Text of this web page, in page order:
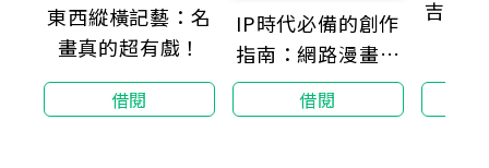
他告訴弟弟西奧：
「如果你能再幫我多找幾幅來，我一定會很認真臨
梵谷不只臨摹，還徹底模仿米勒，幾年之後他創作的
東西縱橫記藝：名
畫真的超有戲！
借閱
IP時代必備的創作
指南：網路漫畫、
網路小說作者最好
奇的58個FAQ
借閱
吉卜